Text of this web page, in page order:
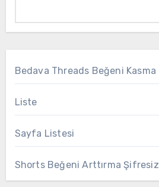
Bedava Threads Beğeni Kasma
Liste
Sayfa Listesi
Shorts Beğeni Arttırma Şifresiz